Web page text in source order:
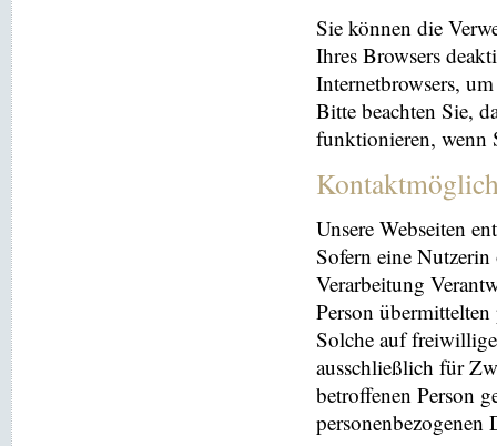
Sie können die
Ihres Browsers
Internetbrowsers,
Bitte beachten Sie,
funktionieren, wenn
Unsere Webseiten
Sofern eine
Verarbeitung
Person übermittelten
Solche auf
ausschließlich für
betroffenen Person
personenbezogenen